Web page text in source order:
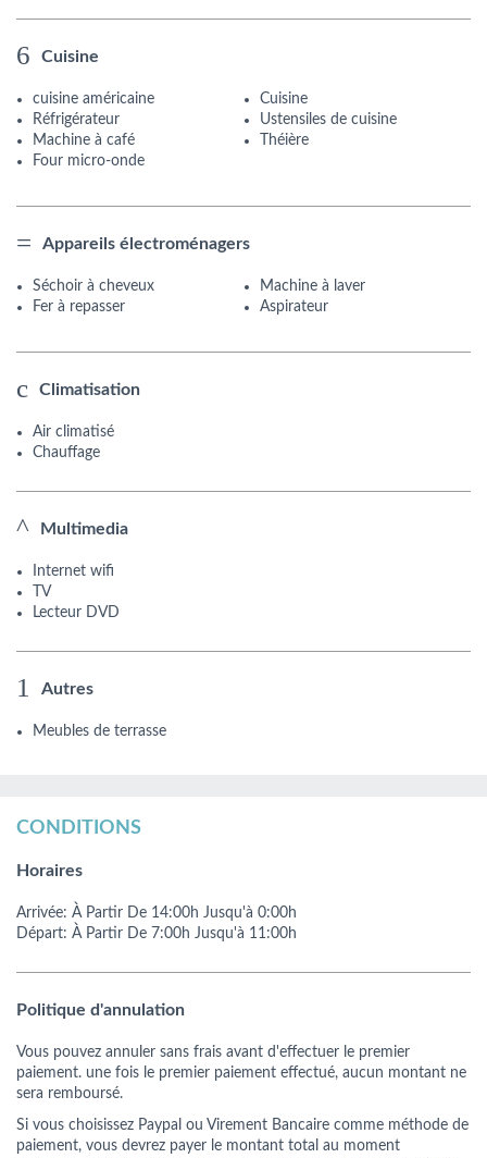
Cuisine
cuisine américaine
Cuisine
Réfrigérateur
Ustensiles de cuisine
Machine à café
Théière
Four micro-onde
Appareils électroménagers
Séchoir à cheveux
Machine à laver
Fer à repasser
Aspirateur
Climatisation
Air climatisé
Chauffage
Multimedia
Internet wifi
TV
Lecteur DVD
Autres
Meubles de terrasse
CONDITIONS
Horaires
Arrivée: À Partir De 14:00h Jusqu'à 0:00h
Départ: À Partir De 7:00h Jusqu'à 11:00h
Politique d'annulation
Vous pouvez annuler sans frais avant d'effectuer le premier
paiement. une fois le premier paiement effectué, aucun montant ne
sera remboursé.
Si vous choisissez Paypal ou Virement Bancaire comme méthode de
paiement, vous devrez payer le montant total au moment